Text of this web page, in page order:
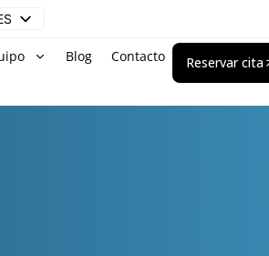
Blog Contacto Reservar cita